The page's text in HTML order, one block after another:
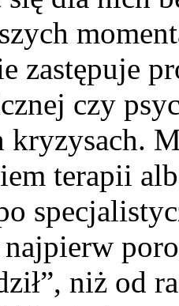
zastępuje
czy
kryzysach.
terapii
najpierw
niż od